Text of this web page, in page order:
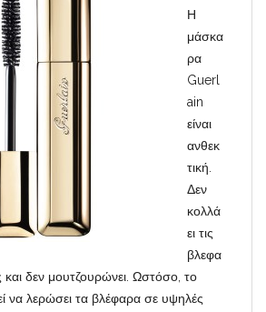
Η
μάσκα
ρα
Guerl
ain
είναι
ανθεκ
τική.
Δεν
κολλά
ει τις
βλεφα
και δεν μουτζουρώνει. Ωστόσο, το
να λερώσει τα βλέφαρα σε υψηλές